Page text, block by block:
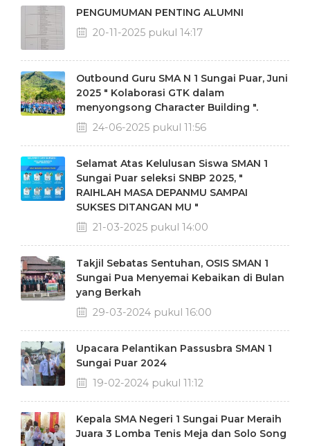
PENGUMUMAN PENTING ALUMNI
20-11-2025 pukul 14:17
Outbound Guru SMA N 1 Sungai Puar, Juni
2025 " Kolaborasi GTK dalam
menyongsong Character Building ".
24-06-2025 pukul 11:56
Selamat Atas Kelulusan Siswa SMAN 1
Sungai Puar seleksi SNBP 2025, "
RAIHLAH MASA DEPANMU SAMPAI
SUKSES DITANGAN MU "
21-03-2025 pukul 14:00
Takjil Sebatas Sentuhan, OSIS SMAN 1
Sungai Pua Menyemai Kebaikan di Bulan
yang Berkah
29-03-2024 pukul 16:00
Upacara Pelantikan Passusbra SMAN 1
Sungai Puar 2024
19-02-2024 pukul 11:12
Kepala SMA Negeri 1 Sungai Puar Meraih
Juara 3 Lomba Tenis Meja dan Solo Song